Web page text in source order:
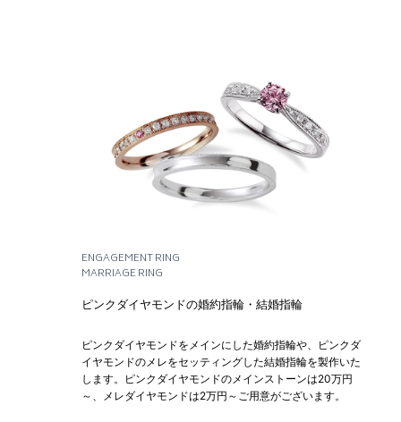
ENGAGEMENT RING
MARRIAGE RING
ピンクダイヤモンドの婚約指輪・結婚指輪
ピンクダイヤモンドをメインにした婚約指輪や、ピンクダ
イヤモンドのメレをセッティングした結婚指輪を製作いた
します。ピンクダイヤモンドのメインストーンは20万円
～、メレダイヤモンドは2万円～ご用意がございます。